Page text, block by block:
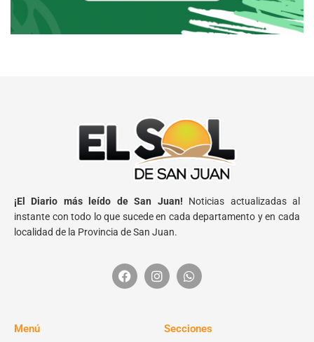
¡El Diario más leído de San Juan! Noticias actualizadas al
instante con todo lo que sucede en cada departamento y en cada
localidad de la Provincia de San Juan.
Menú Secciones